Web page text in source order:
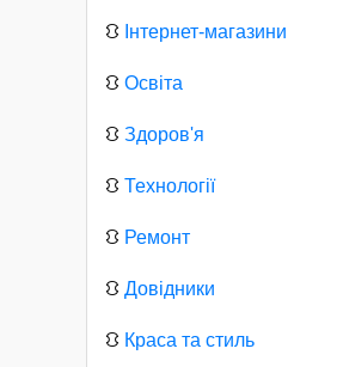
⛻ Інтернет-магазини
⛻ Освіта
⛻ Здоров'я
⛻ Технології
⛻ Ремонт
⛻ Довідники
⛻ Краса та стиль